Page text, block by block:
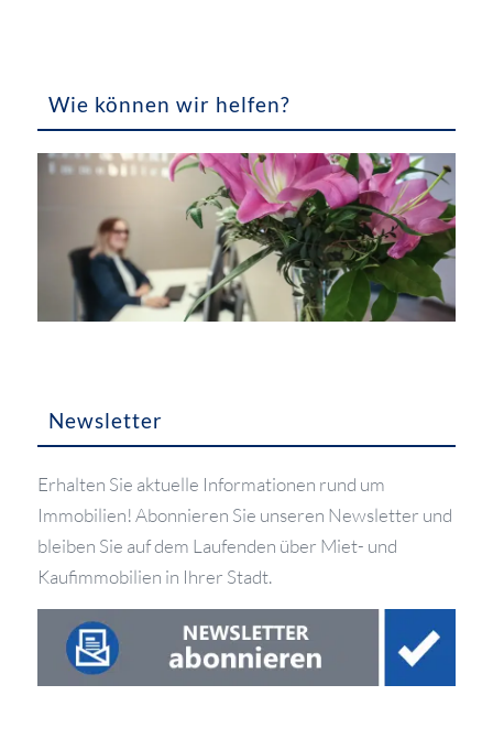
Wie können wir helfen?
Newsletter
Erhalten Sie aktuelle Informationen rund um
Immobilien! Abonnieren Sie unseren Newsletter und
bleiben Sie auf dem Laufenden über Miet- und
Kaufimmobilien in Ihrer Stadt.